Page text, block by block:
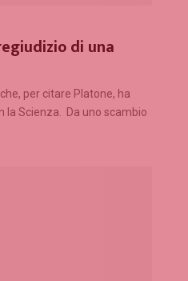
di una
per citare Platone, ha
la Scienza. Da uno scambio